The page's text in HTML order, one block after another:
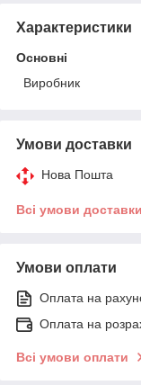
Характеристики
Основні
Виробник
Умови доставки
Нова Пошта
Всі умови доставки
Умови оплати
Оплата на
Оплата на
Всі умови оплати